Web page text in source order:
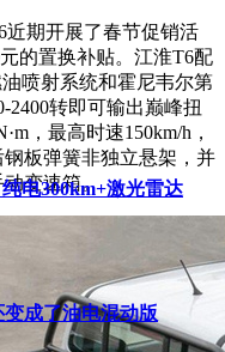
期开展了春节促销活
的置换补贴。江淮T6配
喷射系统和霍尼韦尔第
2400转即可输出巅峰扭
，最高时速150km/h，
板弹簧非独立悬架，并
变速箱。
电300km+激光雷达
成了油电混动版